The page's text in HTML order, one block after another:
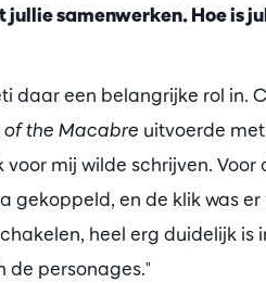
jullie samenwerken. Hoe is
daar een belangrijke rol in.
of the Macabre uitvoerde
voor mij wilde schrijven.
gekoppeld, en de klik was
heel erg duidelijk
de personages."